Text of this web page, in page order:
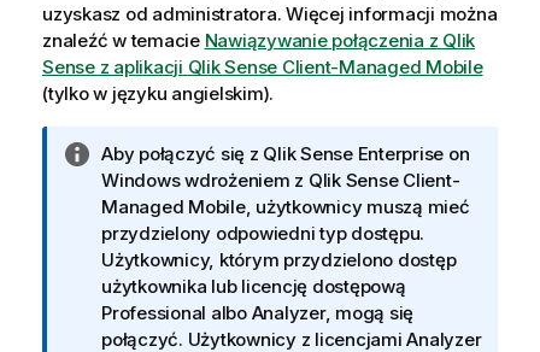
uzyskasz od administratora. Więcej informacji można
znaleźć w temacie Nawiązywanie połączenia z Qlik
Sense z aplikacji Qlik Sense Client-Managed Mobile
(tylko w języku angielskim).
I
n
f
o
r
m
a
c
Aby połączyć się z Qlik Sense Enterprise on
Windowswdrożeniem z Qlik Sense Client-
Managed Mobile, użytkownicy muszą mieć
przydzielony odpowiedni typ dostępu.
Użytkownicy, którym przydzielono dostęp
użytkownika lub licencję dostępową
Professional albo Analyzer, mogą się
połączyć. Użytkownicy z licencjami Analyzer